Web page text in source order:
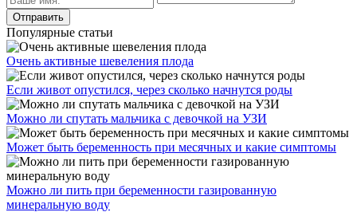
Популярные статьи
Очень активные шевеления плода
Если живот опустился, через сколько начнутся роды
Можно ли спутать мальчика с девочкой на УЗИ
Может быть беременность при месячных и какие симптомы
Можно ли пить при беременности газированную
минеральную воду